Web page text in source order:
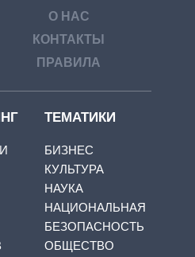
О НАС
КОНТАКТЫ
ПРАВИЛА
ТЕМАТИКИ
БИЗНЕС
КУЛЬТУРА
НАУКА
НАЦИОНАЛЬНАЯ
БЕЗОПАСНОСТЬ
ОБЩЕСТВО